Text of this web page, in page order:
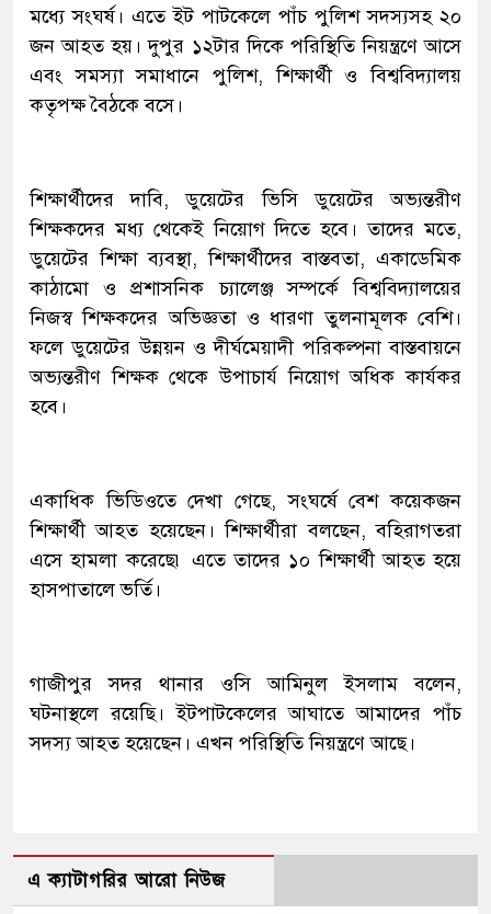
মধ্যে সংঘর্ষ। এতে ইট পাটকেলে পাঁচ পুলিশ সদস্যসহ ২০
জন আহত হয়। দুপুর ১২টার দিকে পরিস্থিতি নিয়ন্ত্রণে আসে
এবং সমস্যা সমাধানে পুলিশ, শিক্ষার্থী ও বিশ্ববিদ্যালয়
কতৃপক্ষ বৈঠকে বসে।
শিক্ষার্থীদের দাবি, ডুয়েটের ভিসি ডুয়েটের অভ্যন্তরীণ
শিক্ষকদের মধ্য থেকেই নিয়োগ দিতে হবে। তাদের মতে,
ডুয়েটের শিক্ষা ব্যবস্থা, শিক্ষার্থীদের বাস্তবতা, একাডেমিক
কাঠামো ও প্রশাসনিক চ্যালেঞ্জ সম্পর্কে বিশ্ববিদ্যালয়ের
নিজস্ব শিক্ষকদের অভিজ্ঞতা ও ধারণা তুলনামূলক বেশি।
ফলে ডুয়েটের উন্নয়ন ও দীর্ঘমেয়াদী পরিকল্পনা বাস্তবায়নে
অভ্যন্তরীণ শিক্ষক থেকে উপাচার্য নিয়োগ অধিক কার্যকর
হবে।
একাধিক ভিডিওতে দেখা গেছে, সংঘর্ষে বেশ কয়েকজন
শিক্ষার্থী আহত হয়েছেন। শিক্ষার্থীরা বলছেন, বহিরাগতরা
এসে হামলা করেছে৷ এতে তাদের ১০ শিক্ষার্থী আহত হয়ে
হাসপাতালে ভর্তি।
গাজীপুর সদর থানার ওসি আমিনুল ইসলাম বলেন,
ঘটনাস্থলে রয়েছি। ইটপাটকেলের আঘাতে আমাদের পাঁচ
সদস্য আহত হয়েছেন। এখন পরিস্থিতি নিয়ন্ত্রণে আছে।
এ ক্যাটাগরির আরো নিউজ